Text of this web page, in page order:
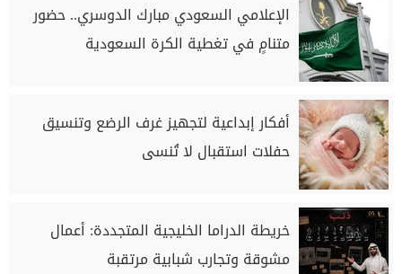
الإعلامي السعودي مبارك الدوسري.. حضور
متنامٍ في تغطية الكرة السعودية
أفكار إبداعية لتجهيز غرف الرضع وتنسيق
حفلات استقبال لا تُنسى
خريطة الدراما الخليجية المتجددة: أعمال
مشوقة وتجارب شبابية مرتقبة